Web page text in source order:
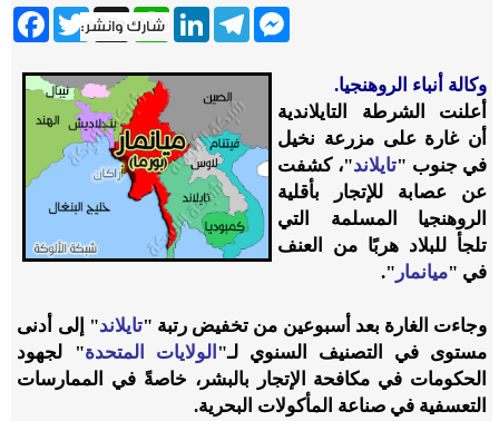
Twitter X
WhatsApp
LinkedInTelegram
Messenger
وكالة أنباء الروهنجيا.
أعلنت الشرطة التايلاندية
أن غارة على مزرعة نخيل
في جنوب "تايلاند"، كشفت
عن عصابة للإتجار بأقلية
الروهنجيا المسلمة التي
تلجأ للبلاد هربًا من العنف
في "ميانمار ".
وجاءت الغارة بعد أسبوعين من تخفيض رتبة "تايلاند" إلى أدنى
مستوى في التصنيف السنوي لـ" الولايات المتحدة" لجهود
الحكومات في مكافحة الإتجار بالبشر، خاصةً في الممارسات
التعسفية في صناعة المأكولات البحرية.